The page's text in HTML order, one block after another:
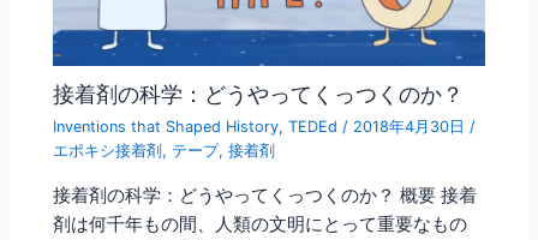
接着剤の科学：どうやってくっつくのか？
Inventions that Shaped History,TEDEd / 2018年4月30日/
エポキシ接着剤 , テープ,接着剤
接着剤の科学：どうやってくっつくのか？ 概要 接着
剤は何千年もの間、人類の文明にとって重要なもの